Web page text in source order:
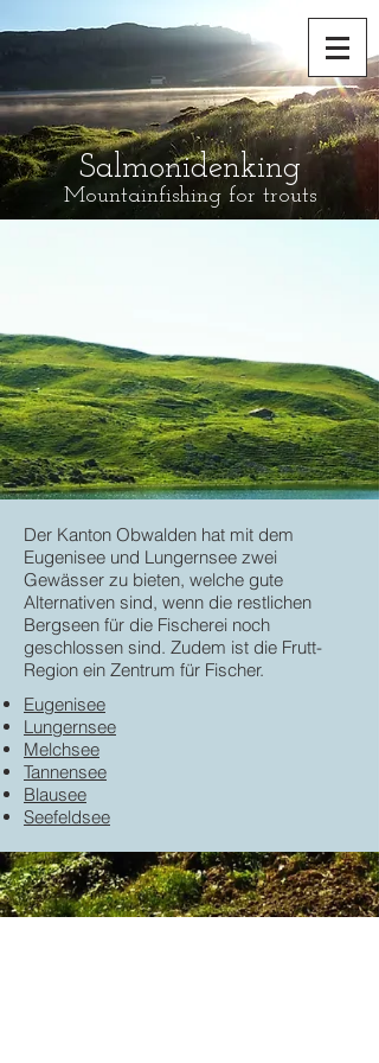
Salmonidenking
Mountainfishing for trouts
Der Kanton Obwalden hat mit dem
Eugenisee und Lungernsee zwei
Gewässer zu bieten, welche gute
Alternativen sind, wenn die restlichen
Bergseen für die Fischerei noch
geschlossen sind. Zudem ist die Frutt-
Region ein Zentrum für Fischer.
Eugenisee
Lungernsee
Melchsee
Tannensee
Blausee
Seefeldsee